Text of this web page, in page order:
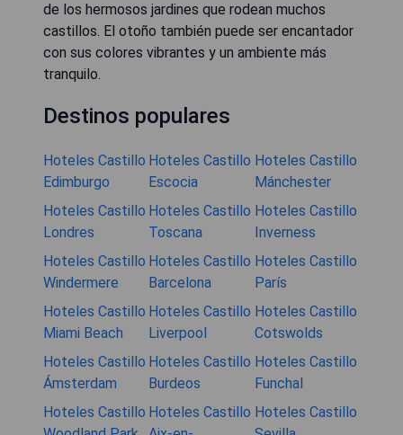
de los hermosos jardines que rodean muchos
castillos. El otoño también puede ser encantador
con sus colores vibrantes y un ambiente más
tranquilo.
Destinos populares
Hoteles Castillo
Edimburgo
Hoteles Castillo
Escocia
Hoteles Castillo
Mánchester
Hoteles Castillo
Londres
Hoteles Castillo
Toscana
Hoteles Castillo
Inverness
Hoteles Castillo
Windermere
Hoteles Castillo
Barcelona
Hoteles Castillo
París
Hoteles Castillo
Miami Beach
Hoteles Castillo
Liverpool
Hoteles Castillo
Cotswolds
Hoteles Castillo
Ámsterdam
Hoteles Castillo
Burdeos
Hoteles Castillo
Funchal
Hoteles Castillo Hoteles Castillo Hoteles Castillo